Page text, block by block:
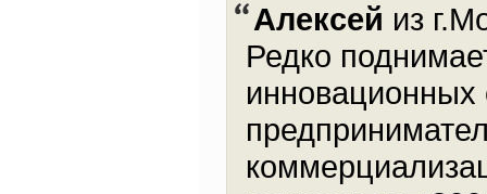
Алексей из
Редко
инновационных